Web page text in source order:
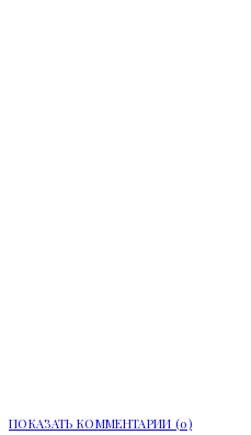
ПОКАЗАТЬ КОММЕНТАРИИ (0)